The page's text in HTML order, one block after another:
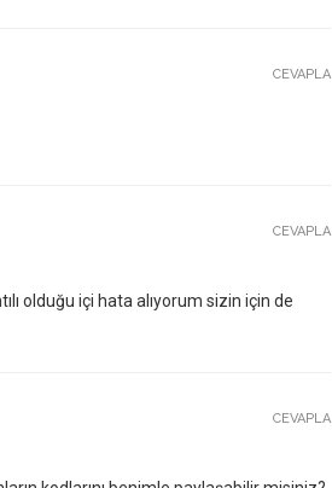
CEVAPLA
olduğu içi hata alıyorum sizin için de
CEVAPLA
CEVAPLA